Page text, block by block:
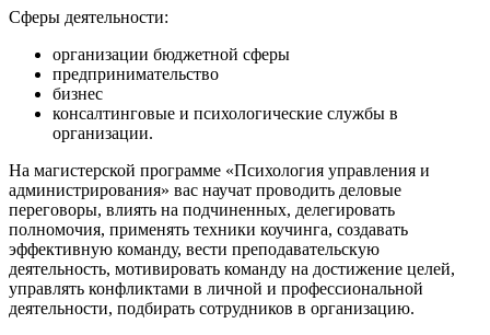
Сферы деятельности:
организации бюджетной сферы
предпринимательство
бизнес
консалтинговые и психологические службы в
организации.
На магистерской программе «Психология управления и
администрирования» вас научат проводить деловые
переговоры, влиять на подчиненных, делегировать
полномочия, применять техники коучинга, создавать
эффективную команду, вести преподавательскую
деятельность, мотивировать команду на достижение целей,
управлять конфликтами в личной и профессиональной
деятельности, подбирать сотрудников в организацию.